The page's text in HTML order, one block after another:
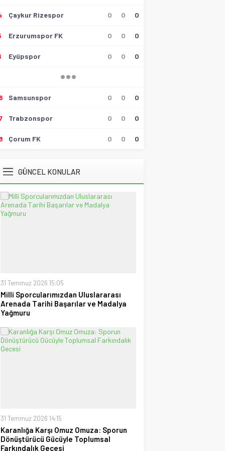
Yönetecek Hakemler Belli
Savaş Özalp
UEFA Son 16 Turu’nda
Forest!
Spor Meydanı
uzanan Bay Nalçakan oldu
30 Haziran 2026 17:09
09 Mayıs 2026 23:05
Çaykur Rizespor 0 0 0
Erzurumspor FK 0 0 0
Eyüpspor 0 0 0
Samsunspor 0 0 0
Trabzonspor 0 0 0
Çorum FK 0 0 0
GÜNCEL KONULAR
31 Temmuz 2026 15:05
Milli Sporcularımızdan Uluslararası
Arenada Tarihi Başarılar ve Madalya
Yağmuru
31 Temmuz 2026 14:15
Karanlığa Karşı Omuz Omuza: Sporun
Dönüştürücü Gücüyle Toplumsal
Farkındalık Gecesi